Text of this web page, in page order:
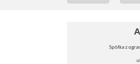
Spółka z